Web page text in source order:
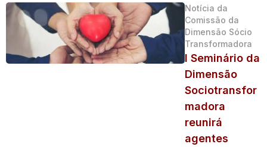
Notícia da
Comissão da
Dimensão Sócio
Transformadora
I Seminário da
Dimensão
Sociotransfor
madora
reunirá
agentes